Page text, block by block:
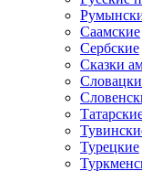
Саамские
Сербские
Сказки
Турецкие